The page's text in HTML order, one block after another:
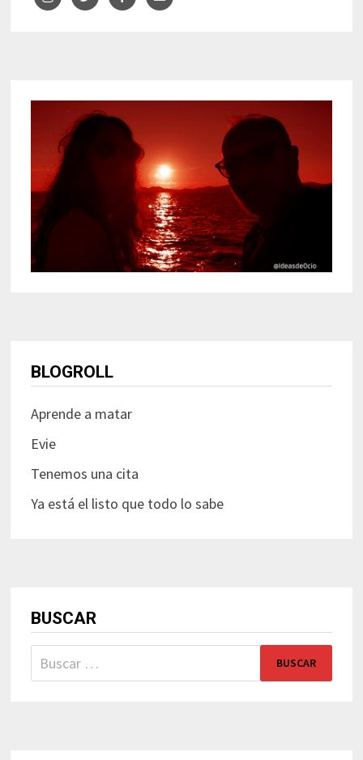
BLOGROLL
Aprende a matar
Evie
Tenemos una cita
Ya está el listo que todo lo sabe
BUSCAR
Buscar: